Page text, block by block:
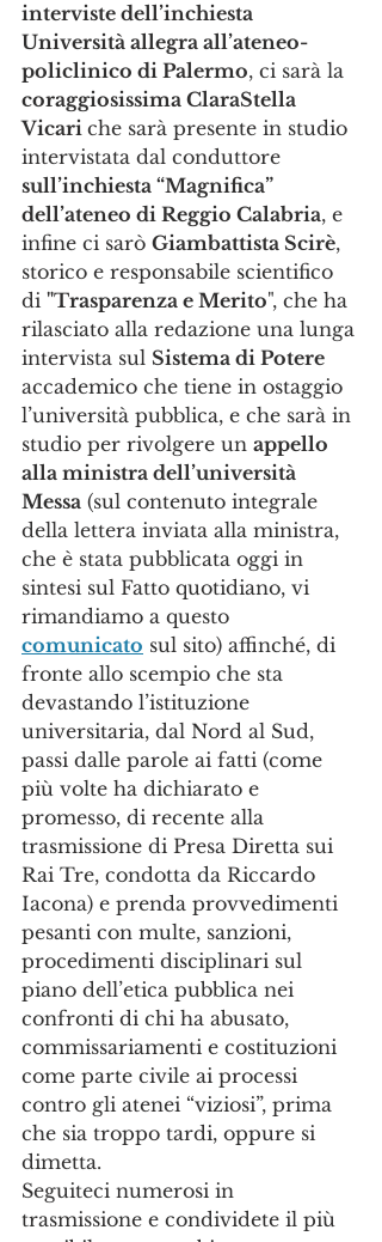
interviste dell’inchiesta
Università allegra all’ateneo-
policlinico di Palermo, ci sarà la
coraggiosissima ClaraStella
Vicari che sarà presente in studio
intervistata dal conduttore
sull’inchiesta “Magnifica”
dell’ateneo di Reggio Calabria, e
infine ci sarò Giambattista Scirè,
storico e responsabile scientifico
di "Trasparenza e Merito", che ha
rilasciato alla redazione una lunga
intervista sul Sistema di Potere
accademico che tiene in ostaggio
l’università pubblica, e che sarà in
studio per rivolgere un appello
alla ministra dell’università
Messa (sul contenuto integrale
della lettera inviata alla ministra,
che è stata pubblicata oggi in
sintesi sul Fatto quotidiano, vi
rimandiamo a questo
comunicato sul sito) affinché, di
fronte allo scempio che sta
devastando l’istituzione
universitaria, dal Nord al Sud,
passi dalle parole ai fatti (come
più volte ha dichiarato e
promesso, di recente alla
trasmissione di Presa Diretta sui
Rai Tre, condotta da Riccardo
Iacona) e prenda provvedimenti
pesanti con multe, sanzioni,
procedimenti disciplinari sul
piano dell’etica pubblica nei
confronti di chi ha abusato,
commissariamenti e costituzioni
come parte civile ai processi
contro gli atenei “viziosi”, prima
che sia troppo tardi, oppure si
dimetta.
Seguiteci numerosi in
trasmissione e condividete il più